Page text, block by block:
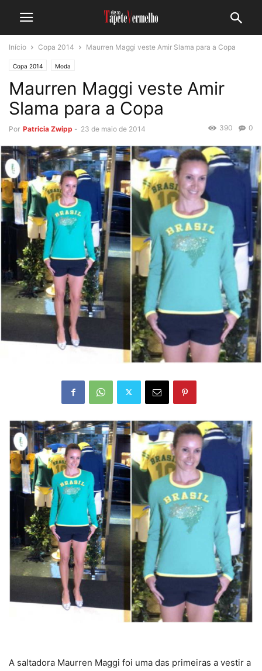
Início Copa 2014 Maurren Maggi veste Amir Slama para a Copa
Copa 2014 Moda
Maurren Maggi veste Amir
Slama para a Copa
Por Patricia Zwipp - 23 de maio de 2014 0
390
A saltadora Maurren Maggi foi uma das primeiras a vestir a